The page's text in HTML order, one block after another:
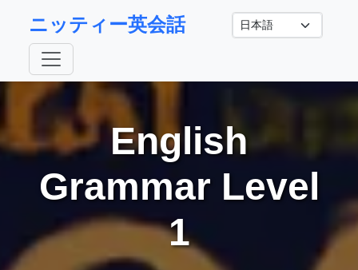
ニッティー英会話
English
Grammar Level
1